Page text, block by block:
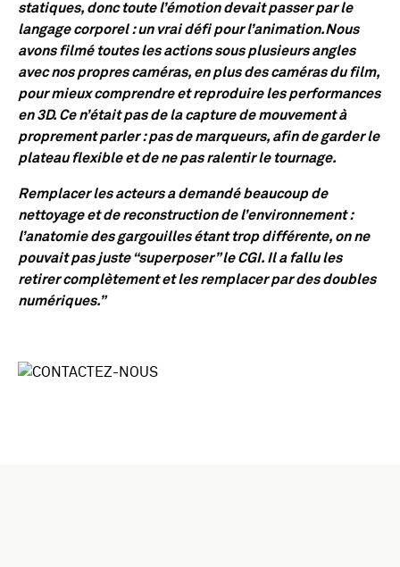
statiques, donc toute l’émotion devait passer par le
langage corporel : un vrai défi pour l’animation.Nous
avons filmé toutes les actions sous plusieurs angles
avec nos propres caméras, en plus des caméras du film,
pour mieux comprendre et reproduire les performances
en 3D. Ce n’était pas de la capture de mouvement à
proprement parler : pas de marqueurs, afin de garder le
plateau flexible et de ne pas ralentir le tournage.
Remplacer les acteurs a demandé beaucoup de
nettoyage et de reconstruction de l’environnement :
l’anatomie des gargouilles étant trop différente, on ne
pouvait pas juste “superposer” le CGI. Il a fallu les
retirer complètement et les remplacer par des doubles
numériques.”